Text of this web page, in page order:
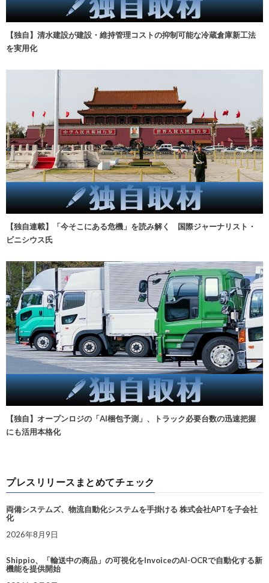
【独自】清水建設が建設・維持管理コストの抑制可能な冷蔵倉庫新工法
を実用化
【独自連載】「今そこにある危機」を読み解く 国際ジャーナリスト・
ビニシウス氏
【独自】オープンロジの「AI梱包予測」、トラック必要台数の迅速把握
にも活用本格化
プレスリリースまとめてチェック
両備システムズ、物流自動化システムを手掛ける 株式会社APTを子会社
化
2026年8月9日
Shippio、「輸送中の商品」の可視化をInvoiceのAI-OCRで自動化する新
機能を提供開始